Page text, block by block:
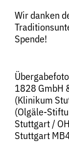
Wir danken
Spende!
1828 GmbH
(Klinikum
(Olgäle-
Stuttgart /
Stuttgart